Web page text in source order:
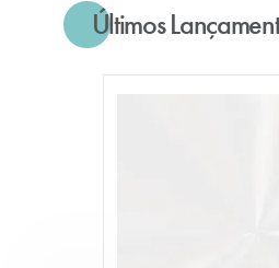
Últimos